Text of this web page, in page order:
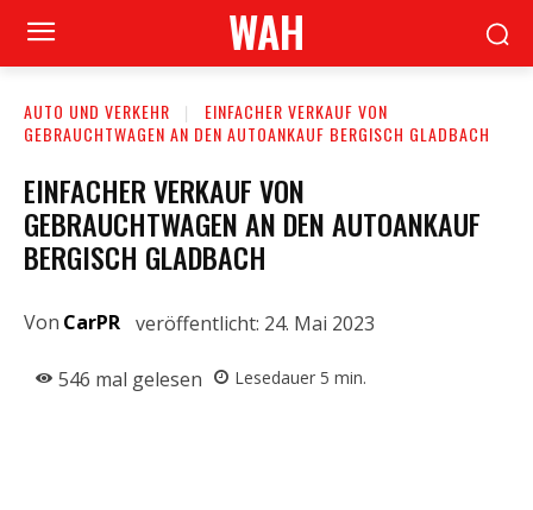
WAH
AUTO UND VERKEHR
EINFACHER VERKAUF VON
GEBRAUCHTWAGEN AN DEN AUTOANKAUF BERGISCH GLADBACH
EINFACHER VERKAUF VON
GEBRAUCHTWAGEN AN DEN AUTOANKAUF
BERGISCH GLADBACH
Von CarPR veröffentlicht: 24. Mai 2023
546 mal gelesen Lesedauer 5 min.